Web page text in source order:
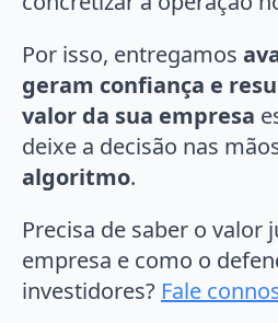
Por isso, entregamos
geram confiança e
valor da sua empresa
deixe a decisão nas
algoritmo.
Precisa de saber o valor
empresa e como o
investidores? Fale